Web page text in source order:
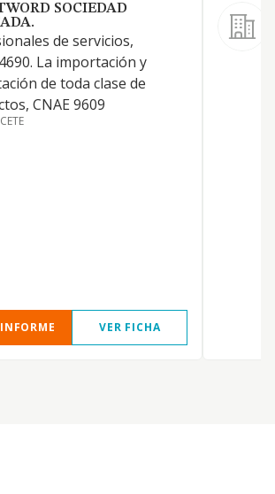
SOCIEDAD
de servicios,
La importación y
de toda clase de
CNAE 9609
VER FICHA